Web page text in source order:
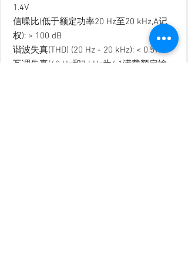
1.4V
信噪比(低于额定功率20 Hz至20 kHz,A记
权): > 100 dB
谐波失真(THD) (20 Hz - 20 kHz): < 0.5%
互调失真(60 Hz和7 kHz为4:1满载额定输